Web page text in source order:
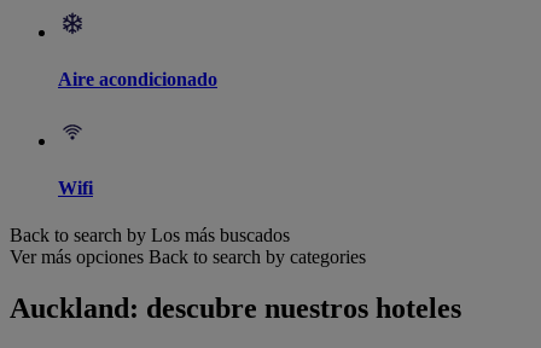
Aire acondicionado
Wifi
Back to search by Los más buscados
Ver más opciones Back to search by categories
Auckland: descubre nuestros hoteles